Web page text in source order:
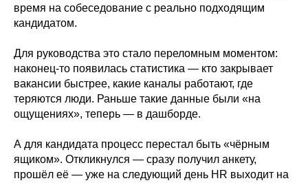
время на собеседование с реально подходящим
кандидатом.
Для руководства это стало переломным моментом:
наконец-то появилась статистика — кто закрывает
вакансии быстрее, какие каналы работают, где
теряются люди. Раньше такие данные были «на
ощущениях», теперь — в дашборде.
А для кандидата процесс перестал быть «чёрным
ящиком». Откликнулся — сразу получил анкету,
прошёл её — уже на следующий день HR выходит на